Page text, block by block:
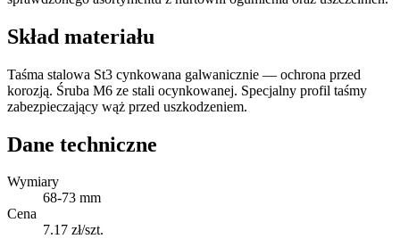
Skład materiału
Taśma stalowa St3 cynkowana galwanicznie — ochrona przed
korozją. Śruba M6 ze stali ocynkowanej. Specjalny profil taśmy
zabezpieczający wąż przed uszkodzeniem.
Dane techniczne
Wymiary
68-73 mm
Cena
7.17 zł/szt.